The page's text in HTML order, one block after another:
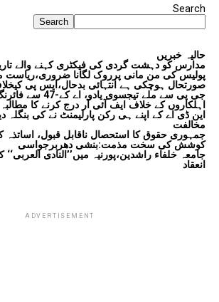
Search
Search
حالیہ خبریں
مدارس کو دہشت گردی کی فیکٹری کہنے والے
پولیس کی من مانی پرروک لگانا ضروری،ریاست
صورتحال ہوچکی ہے انتہائی بدحال،ایس پی
جی پی سے ملے تیجسوی
اہلکاروں کے خلاف ایف آئی آر درج کرنے کا مطالبہ
این ڈی اے کے اپنے ہی رکن پارلیمنٹ نے کی
مخالفت
جمہوری حقوق کا استحصال ناقابل قبول، اساتذہ
کوشش کی سخت مذمت:بنشی دھربرجواسی
جامعہ خلفاء راشدین،پورنیہ میں’’النادی
انعقاد
ADVERTISEMENT